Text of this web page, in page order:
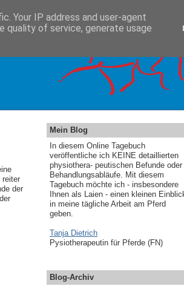
reiter
der
Mein Blog
In diesem Online Tagebuch
veröffentliche ich KEINE detaillierten
physiothera- peutischen Befunde oder
Behandlungsabläufe. Mit diesem
Tagebuch möchte ich - insbesondere
Ihnen als Laien - einen kleinen
in meine tägliche Arbeit am Pferd
geben.
Tanja Dietrich
Pysiotherapeutin für Pferde (FN)
Blog-Archiv
Your IP address and user-agent
quality of service, generate usage